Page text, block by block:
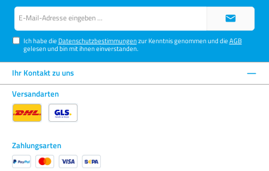
Ich habe die Datenschutzbestimmungenzur Kenntnis genommen und dieAGB
gelesen und bin mit ihnen einverstanden.
Ihr Kontakt zu uns
Versandarten
Zahlungsarten